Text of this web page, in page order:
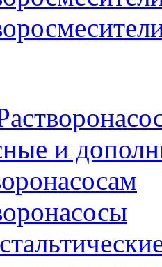
и